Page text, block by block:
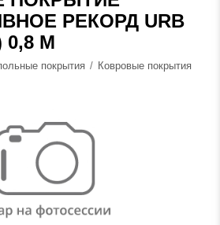
РЕКОРД URB
0,8 М
покрытия / Ковровые покрытия